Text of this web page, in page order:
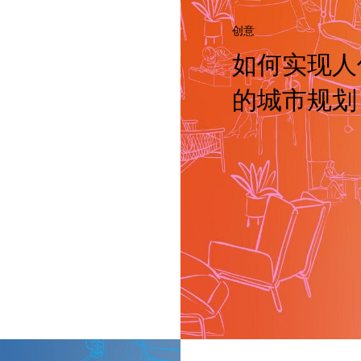
创意
如何实现
的城市规划